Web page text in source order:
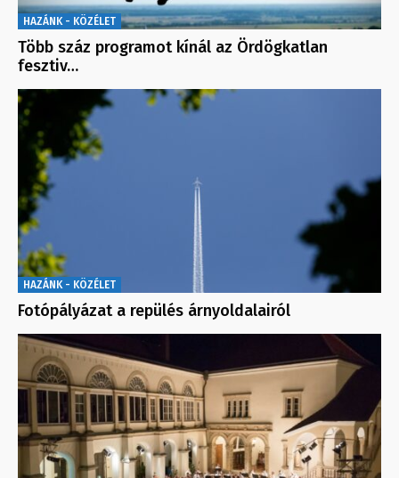
HAZÁNK - KÖZÉLET
Több száz programot kínál az Ördögkatlan
fesztiv…
HAZÁNK - KÖZÉLET
Fotópályázat a repülés árnyoldalairól